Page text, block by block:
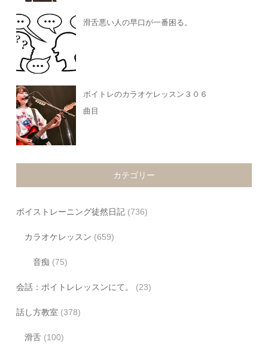
滑舌悪い人の早口が一番困る。
ボイトレのカラオケレッスン３０６
曲目
カテゴリー
ボイストレーニング徒然日記 (736)
カラオケレッスン (659)
音痴 (75)
会話：ボイトレレッスンにて。 (23)
話し方教室 (378)
滑舌 (100)